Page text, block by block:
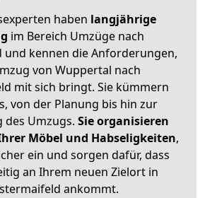
haben langjährige
im Bereich Umzüge nach
kennen die Anforderungen,
von Wuppertal nach
mit sich bringt. Sie kümmern
von der Planung bis hin zur
Umzugs. Sie organisieren
Möbel und Habseligkeiten,
ein und sorgen dafür, dass
an Ihrem neuen Zielort in
ankommt.